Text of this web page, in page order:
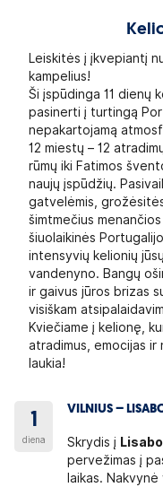
Leiskitės į įkvepiantį
kampelius!
Ši įspūdinga 11 dienų
pasinerti į turtingą
nepakartojamą
12 miestų – 12
rūmų iki Fatimos
naujų įspūdžių.
gatvelėmis,
šimtmečius
šiuolaikinės
intensyvių kelionių
vandenyno. Bangų
ir gaivus jūros brizas
visiškam
Kviečiame į kelionę,
atradimus, emocijas ir
laukia!
1
diena
VILNIUS –
Skrydis į
pervežimas į
laikas.